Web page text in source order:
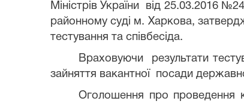
Міністрів України від 25.03.2016
районному суді м. Харкова,
тестування та співбесіда.
Враховуючи результати
зайняття вакантної посади
Оголошення про проведення